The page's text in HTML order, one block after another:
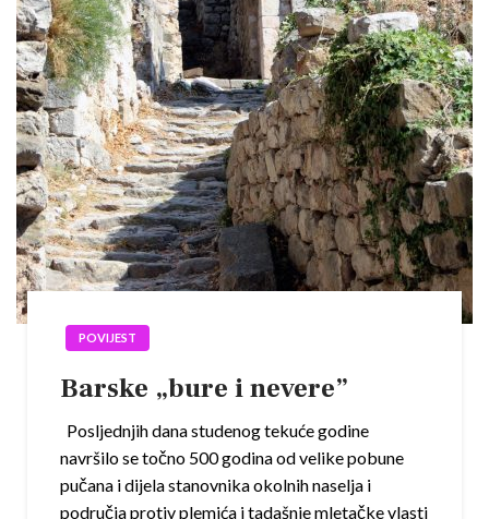
POVIJEST
Barske „bure i nevere”
Posljednjih dana studenog tekuće godine
navršilo se točno 500 godina od velike pobune
pučana i dijela stanovnika okolnih naselja i
područja protiv plemića i tadašnje mletačke vlasti